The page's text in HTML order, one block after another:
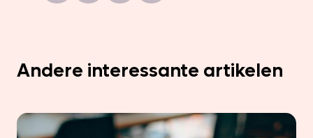
Andere interessante artikelen